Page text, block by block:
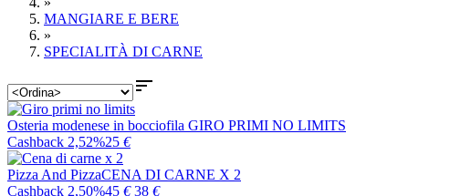
MANGIARE E BERE
»
SPECIALITÀ DI CARNE

Osteria modenese in bocciofila GIRO PRIMI NO LIMITS
Cashback 2,52%25 €
Pizza And PizzaCENA DI CARNE X 2
Cashback 2,50%45 € 38 €